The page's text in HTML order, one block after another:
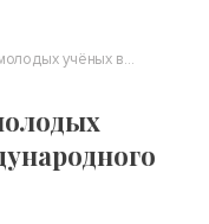
FAQ о Стипендии для молодых учёных в области международного права